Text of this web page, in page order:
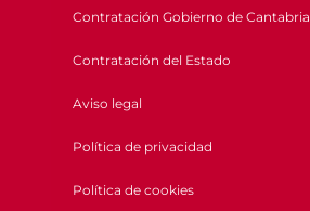
Contratación Gobierno de Cantabria
Contratación del Estado
Aviso legal
Política de privacidad
Política de cookies